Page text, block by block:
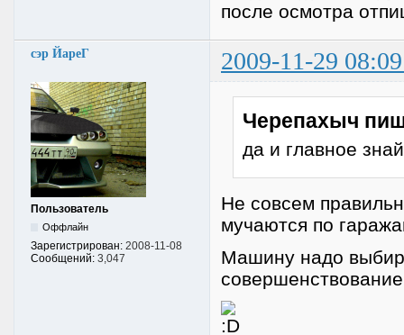
после осмотра
сэр ЙареГ 2009-11-29
Пользователь
Оффлайн
Зарегистрирован: 2008-11-08
Сообщений: 3,047
Черепахыч
да и главное
Не совсем
мучаются по
Машину надо